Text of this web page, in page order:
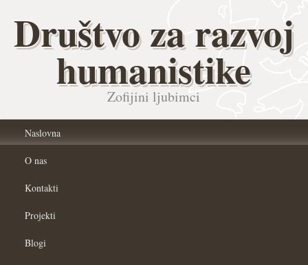
Društvo za razvoj
humanistike
Zofijini ljubimci
Naslovna
O nas
Kontakti
Projekti
Blogi